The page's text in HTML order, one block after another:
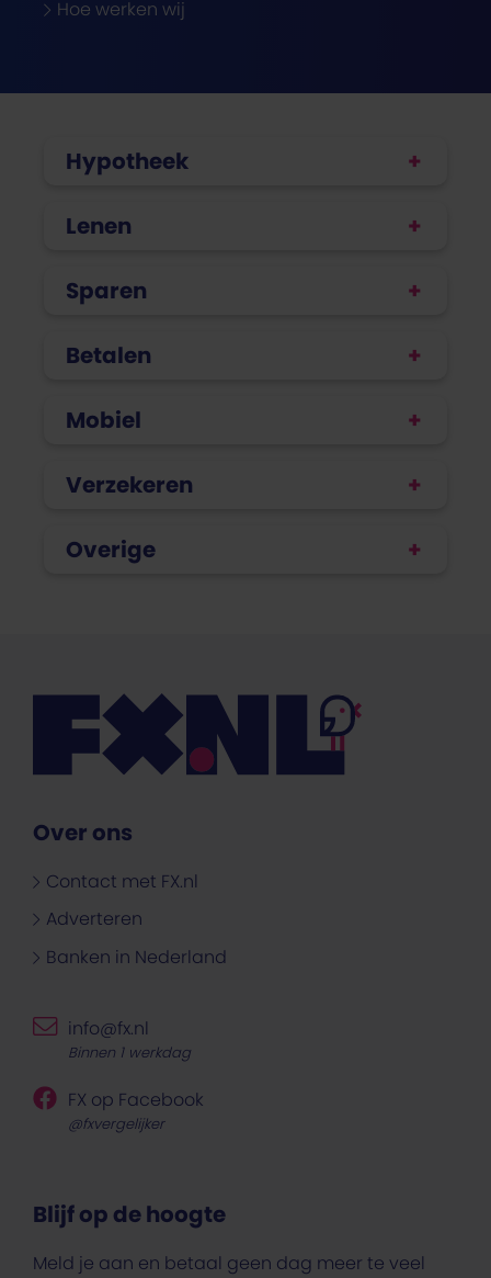
Hoe werken wij
Hypotheek
Lenen
Sparen
Betalen
Mobiel
Verzekeren
Overige
Over ons
Contact met FX.nl
Adverteren
Banken in Nederland
Blijf op de hoogte
Meld je aan en betaal geen dag meer te veel
info@fx.nl
Binnen 1 werkdag
FX op Facebook
@fxvergelijker